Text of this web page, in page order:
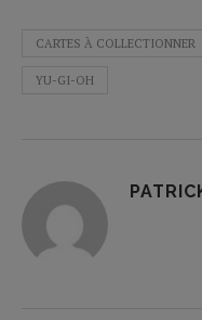
CARTES À COLLECTIONNER
YU-GI-OH